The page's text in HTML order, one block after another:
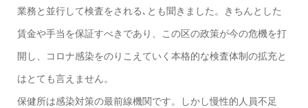
業務と並行して検査をされる､とも聞きました。きちんとした
賃金や手当を保証すべきであり、この区の政策が今の危機を打
開し、コロナ感染をのりこえていく本格的な検査体制の拡充と
はとても言えません。
保健所は感染対策の最前線機関です。しかし慢性的人員不足